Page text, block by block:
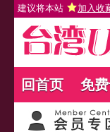
建议将本站 加入收
回首页 免